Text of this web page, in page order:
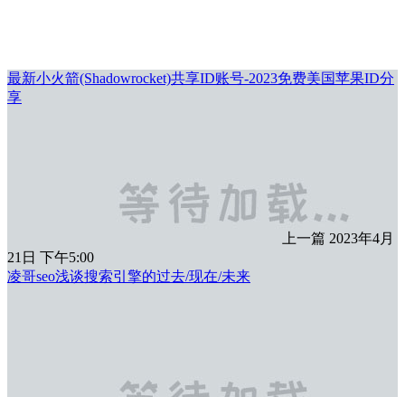
最新小火箭(Shadowrocket)共享ID账号-2023免费美国苹果ID分
享
上一篇 2023年4月
21日 下午5:00
凌哥seo浅谈搜索引擎的过去/现在/未来